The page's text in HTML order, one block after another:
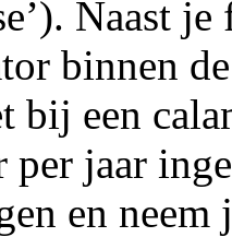
Naast
binnen
bij een
per jaar
en neem